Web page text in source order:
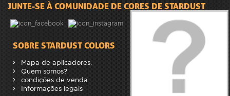
JUNTE-SE À COMUNIDADE DE CORES DE STARDUST
SOBRE STARDUST COLORS
Mapa de aplicadores.
Quem somos?
condições de venda
Informações legais